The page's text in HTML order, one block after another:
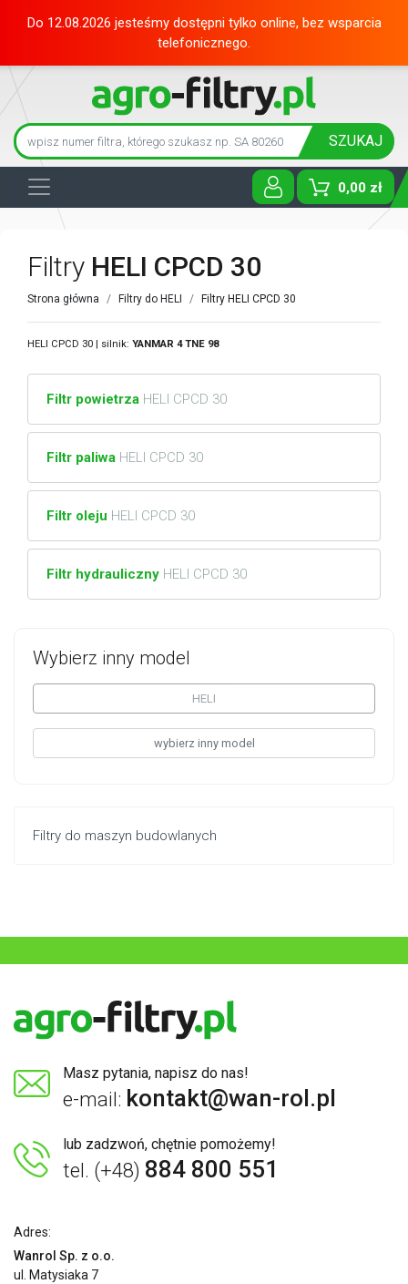
Do 12.08.2026 jesteśmy dostępni tylko online, bez wsparcia
telefonicznego.
SZUKAJ
0,00 zł
Toggle
Wybierz inny model
HELI
wybierz inny model
Filtry do maszyn budowlanych
Filtry HELI CPCD 30
Strona główna Filtry do HELI Filtry HELI CPCD 30
HELI CPCD 30 | silnik: YANMAR 4 TNE 98
Filtr powietrza HELI CPCD 30
Filtr paliwa HELI CPCD 30
Filtr oleju HELI CPCD 30
Filtr hydrauliczny HELI CPCD 30
Masz pytania, napisz do nas!
e-mail: kontakt@wan-rol.pl
lub zadzwoń, chętnie pomożemy!
tel. (+48) 884 800 551
Adres:
Wanrol Sp. z o.o.
ul. Matysiaka 7